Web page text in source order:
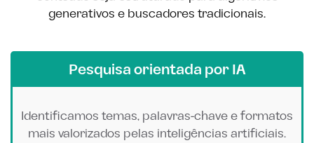
generativos e buscadores tradicionais.
Pesquisa orientada por IA
Identificamos temas, palavras-chave e formatos
mais valorizados pelas inteligências artificiais.